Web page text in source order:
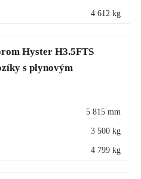
4 612 kg
Hyster H3.5FTS
s plynovým
5 815 mm
3 500 kg
4 799 kg